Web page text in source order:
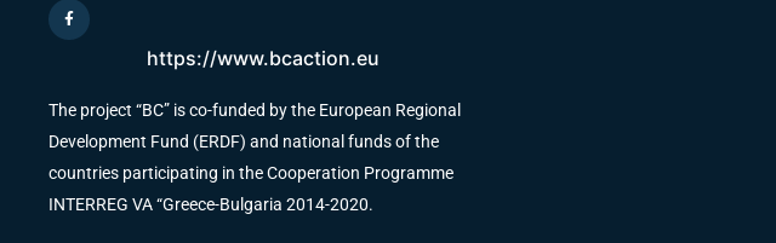
https://www.bcaction.eu
The project “BC” is co-funded by the European Regional
Development Fund (ERDF) and national funds of the
countries participating in the Cooperation Programme
INTERREG VA “Greece-Bulgaria 2014-2020.